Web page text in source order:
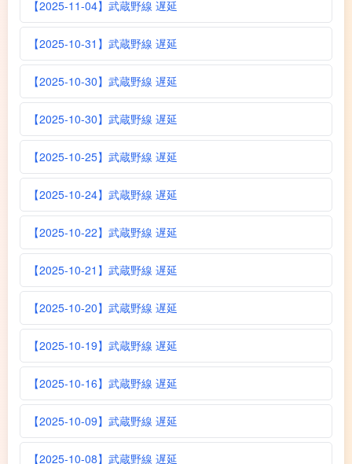
【2025-11-04】武蔵野線 遅延
【2025-10-31】武蔵野線 遅延
【2025-10-30】武蔵野線 遅延
【2025-10-30】武蔵野線 遅延
【2025-10-25】武蔵野線 遅延
【2025-10-24】武蔵野線 遅延
【2025-10-22】武蔵野線 遅延
【2025-10-21】武蔵野線 遅延
【2025-10-20】武蔵野線 遅延
【2025-10-19】武蔵野線 遅延
【2025-10-16】武蔵野線 遅延
【2025-10-09】武蔵野線 遅延
【2025-10-08】武蔵野線 遅延